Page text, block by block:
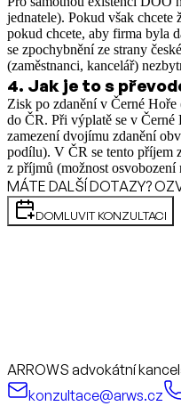
jednatele). Pokud však
pokud chcete, aby firma byla
se zpochybnění ze strany
(zaměstnanci, kancelář)
4. Jak je to s
Zisk po zdanění v Černé
do ČR. Při výplatě se v
zamezení dvojímu zdanění
podílu). V ČR se tento příjem
z příjmů (možnost osvobození
MÁTE DALŠÍ DOTAZY?
DOMLUVIT KONZULTACI
ARROWS advokátní
konzultace@arws.cz